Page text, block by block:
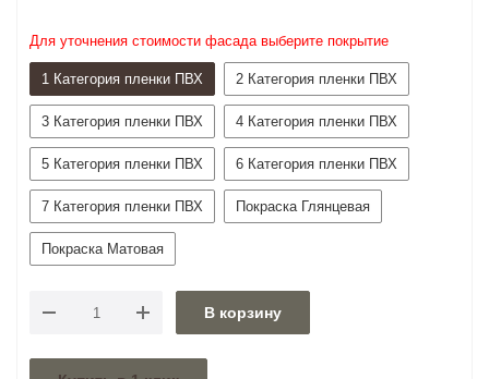
Для уточнения стоимости фасада выберите покрытие
1 Категория пленки ПВХ 2 Категория пленки ПВХ
3 Категория пленки ПВХ 4 Категория пленки ПВХ
5 Категория пленки ПВХ 6 Категория пленки ПВХ
7 Категория пленки ПВХ Покраска Глянцевая
Покраска Матовая
В корзину